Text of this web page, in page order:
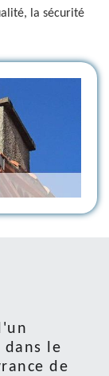
la sécurité
dans le
de